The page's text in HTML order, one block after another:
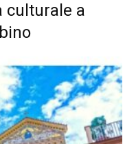
culturale a